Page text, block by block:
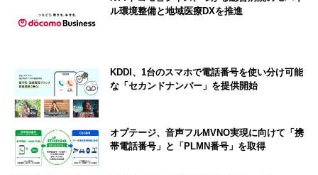
ル環境整備と地域医療DXを推進
KDDI、1台のスマホで電話番号を使い分け可能
な「セカンドナンバー」を提供開始
オプテージ、音声フルMVNO実現に向けて「携
帯電話番号」と「PLMN番号」を取得